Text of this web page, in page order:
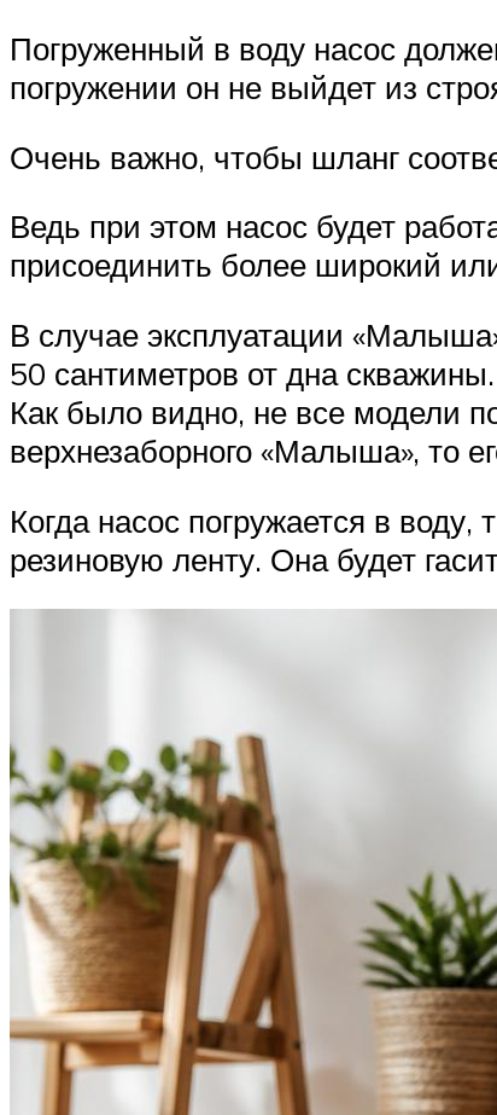
Погруженный в воду насос
погружении он не выйдет из
Очень важно, чтобы шланг
Ведь при этом насос будет
присоединить более широкий
В случае эксплуатации
50 сантиметров от дна
Как было видно, не все модели
верхнезаборного «Малыша», то
Когда насос погружается в
резиновую ленту. Она будет